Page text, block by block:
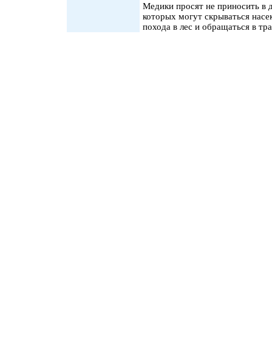
Медики просят не приносить в
которых могут скрываться
похода в лес и обращаться в